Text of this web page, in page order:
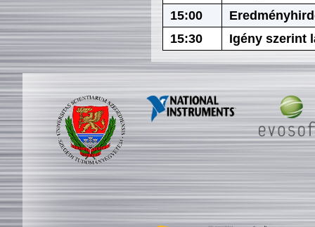
15:00
15:30
Igény szerint